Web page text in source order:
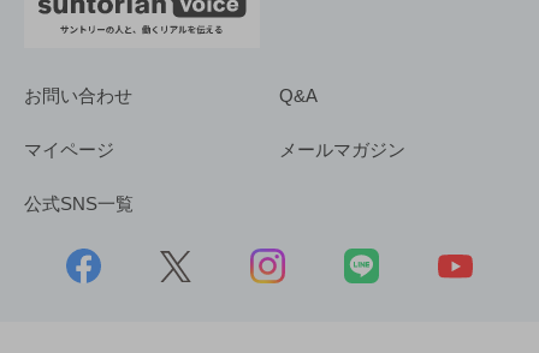
お問い合わせ Q&A
マイページ メールマガジン
公式SNS一覧